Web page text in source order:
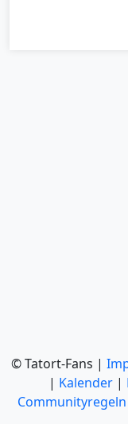
© Tatort-Fans |
| Kalender |
Communityregeln